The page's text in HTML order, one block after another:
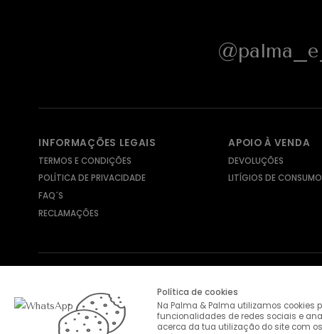
INFORMAÇÕES LEGAIS
TERMOS E CONDIÇÕES
POLÍTICA DE PRIVACIDADE
FAQ´S
RECLAMAÇÕES
APOIO À VENDA
DEVOLUÇÕES
LITÍGIOS DE CONSUMO
MÉTODOS DE PAGAMENTO
Política de cookies
Na Palma & Palma utilizamos cookies
funcionalidades de redes sociais e
acerca da tua utilização do site com